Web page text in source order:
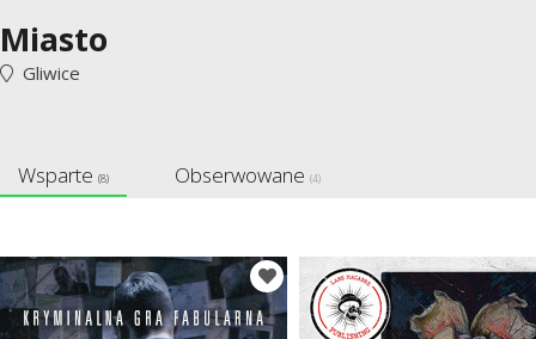
Miasto
Gliwice
Wsparte (8) Obserwowane (4)